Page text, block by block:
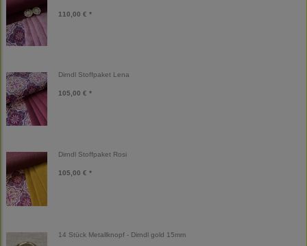
110,00 € *
Dirndl Stoffpaket Lena
105,00 € *
Dirndl Stoffpaket Rosi
105,00 € *
14 Stück Metallknopf - Dirndl gold 15mm